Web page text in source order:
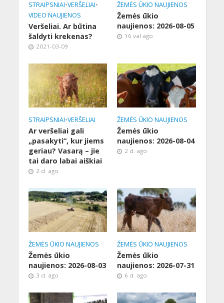
STRAIPSNIAI•VERŠELIAI•
VIDEO NAUJIENOS
Veršeliai. Ar būtina
šaldyti krekenas?
2021-03-09
ŽEMĖS ŪKIO NAUJIENOS
Žemės ūkio
naujienos: 2026-08-05
16 val ago
STRAIPSNIAI•VERŠELIAI
Ar veršeliai gali
„pasakyti“, kur jiems
geriau? Vasarą – jie
tai daro labai aiškiai
2 d. ago
ŽEMĖS ŪKIO NAUJIENOS
Žemės ūkio
naujienos: 2026-08-04
2 d. ago
ŽEMĖS ŪKIO NAUJIENOS
Žemės ūkio
naujienos: 2026-08-03
3 d. ago
ŽEMĖS ŪKIO NAUJIENOS
Žemės ūkio
naujienos: 2026-07-31
6 d. ago